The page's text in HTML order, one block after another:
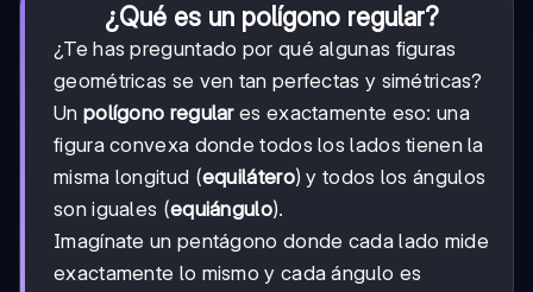
¿Qué es un polígono regular?
¿Te has preguntado por qué algunas figuras
geométricas se ven tan perfectas y simétricas?
Un polígono regulares exactamente eso: una
figura convexa donde todos los lados tienen la
misma longitud (equilátero) y todos los ángulos
son iguales (equiángulo).
Imagínate un pentágono donde cada lado mide
exactamente lo mismo y cada ángulo es